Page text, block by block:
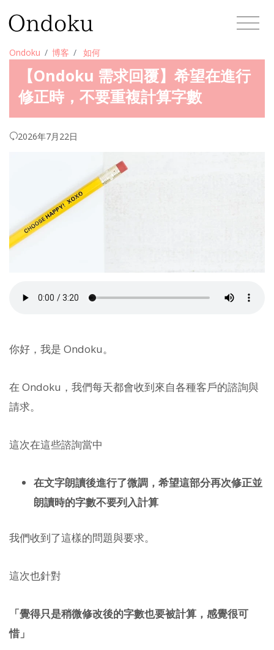
Ondoku 博客 如何
【Ondoku 需求回覆】希望在進行
修正時，不要重複計算字數
2026年7月22日
你好，我是 Ondoku。
在 Ondoku，我們每天都會收到來自各種客戶的諮詢與
請求。
這次在這些諮詢當中
在文字朗讀後進行了微調，希望這部分再次修正並
朗讀時的字數不要列入計算
我們收到了這樣的問題與要求。
這次也針對
「覺得只是稍微修改後的字數也要被計算，感覺很可
惜」